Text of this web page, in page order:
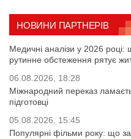
НОВИНИ ПАРТНЕРІВ
Медичні аналізи у 2026 році:
рутинне обстеження рятує
06.08.2026, 18:28
Міжнародний переказ
підготовці
05.08.2026, 15:45
Популярні фільми року: що